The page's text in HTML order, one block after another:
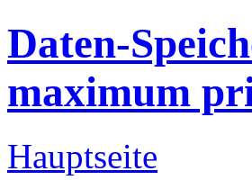
Daten-
maximum
Hauptseite